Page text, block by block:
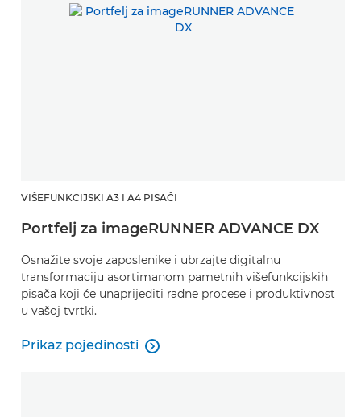
VIŠEFUNKCIJSKI A3 I A4 PISAČI
Portfelj za imageRUNNER ADVANCE DX
Osnažite svoje zaposlenike i ubrzajte digitalnu
transformaciju asortimanom pametnih višefunkcijskih
pisača koji će unaprijediti radne procese i produktivnost
u vašoj tvrtki.
Prikaz pojedinosti
Prikaz pojedinosti
